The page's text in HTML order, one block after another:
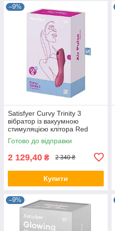
–9%
Satisfyer Curvy Trinity 3
вібратор із вакуумною
стимуляцією клітора Red
Готово до відправки
2 129,40 ₴ 2 340 ₴
Купити
–9%